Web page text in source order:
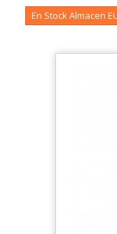
En Stock Almacen